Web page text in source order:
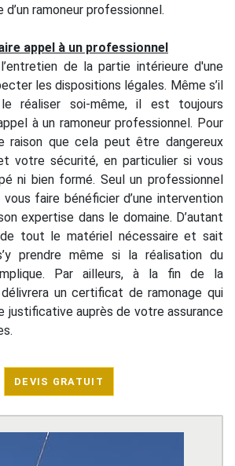
ramoneur professionnel.
appel à un professionnel
de la partie intérieure d'une
les dispositions légales. Même s’il
réaliser soi-même, il est toujours
à un ramoneur professionnel. Pour
raison que cela peut être dangereux
votre sécurité, en particulier si vous
ni bien formé. Seul un professionnel
faire bénéficier d’une intervention
expertise dans le domaine. D’autant
de tout le matériel nécessaire et sait
prendre même si la réalisation du
Par ailleurs, à la fin de la
un certificat de ramonage qui
justificative auprès de votre assurance
DEVIS GRATUIT